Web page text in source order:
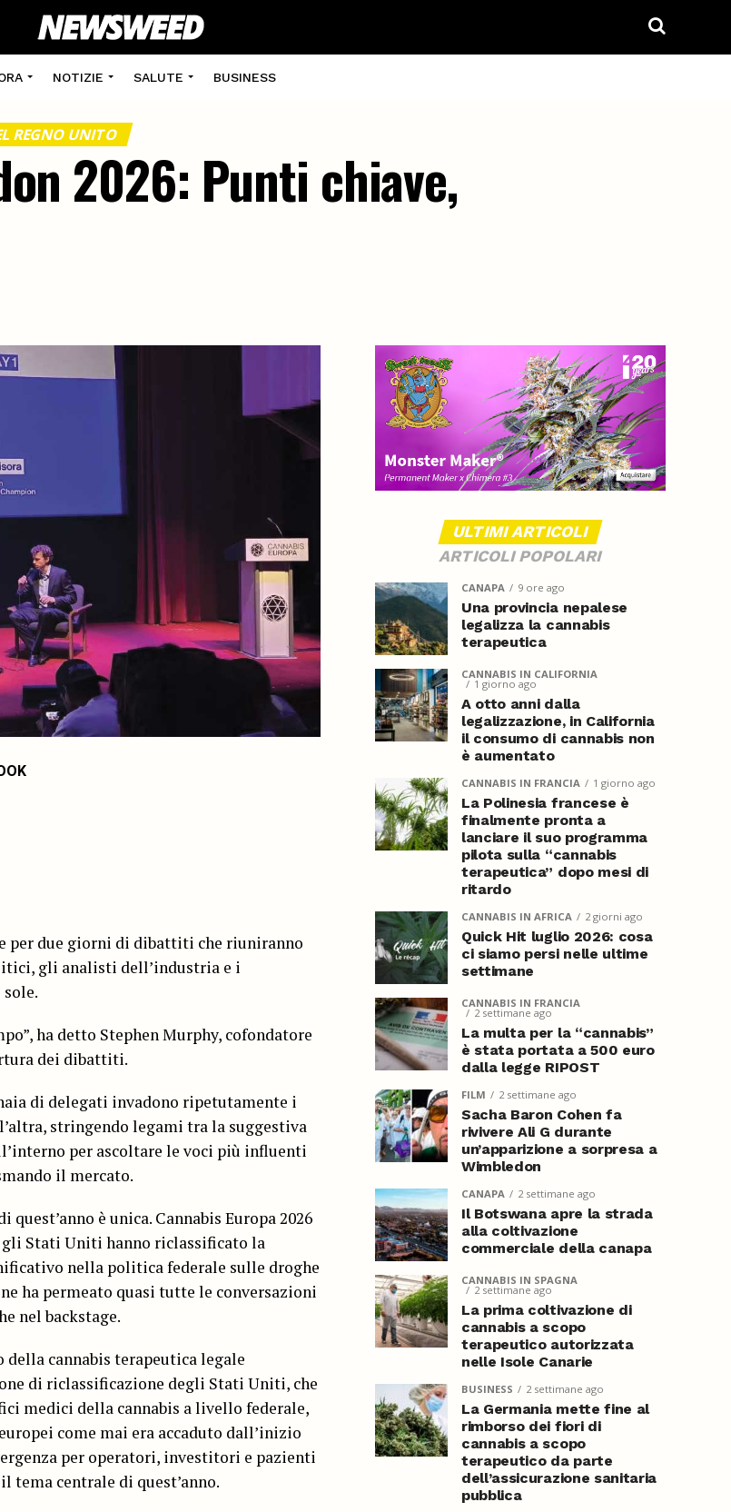
NOTIZIE SALUTE BUSINESS
REGNO UNITO
2026: Punti chiave,
per due giorni di dibattiti che riuniranno
gli analisti dell’industria e i
ha detto Stephen Murphy, cofondatore
dei dibattiti.
di delegati invadono ripetutamente i
stringendo legami tra la suggestiva
per ascoltare le voci più influenti
il mercato.
è unica. Cannabis Europa 2026
Stati Uniti hanno riclassificato la
nella politica federale sulle droghe
ha permeato quasi tutte le conversazioni
nel backstage.
cannabis terapeutica legale
di riclassificazione degli Stati Uniti, che
medici della cannabis a livello federale,
come mai era accaduto dall’inizio
per operatori, investitori e pazienti
tema centrale di quest’anno.
ULTIMI ARTICOLI
ARTICOLI POPOLARI
CANAPA 9 ore ago
Una provincia nepalese
legalizza la cannabis
terapeutica
CANNABIS IN CALIFORNIA
1 giorno ago
A otto anni dalla
legalizzazione, in California
il consumo di cannabis non
è aumentato
CANNABIS IN FRANCIA 1 giorno ago
La Polinesia francese è
finalmente pronta a
lanciare il suo programma
pilota sulla “cannabis
terapeutica” dopo mesi di
ritardo
CANNABIS IN AFRICA 2 giorni ago
Quick Hit luglio 2026: cosa
ci siamo persi nelle ultime
settimane
CANNABIS IN FRANCIA
2 settimane ago
La multa per la “cannabis”
è stata portata a 500 euro
dalla legge RIPOST
FILM 2 settimane ago
Sacha Baron Cohen fa
rivivere Ali G durante
un’apparizione a sorpresa a
Wimbledon
CANAPA 2 settimane ago
Il Botswana apre la strada
alla coltivazione
commerciale della canapa
CANNABIS IN SPAGNA
2 settimane ago
La prima coltivazione di
cannabis a scopo
terapeutico autorizzata
nelle Isole Canarie
BUSINESS 2 settimane ago
La Germania mette fine al
rimborso dei fiori di
cannabis a scopo
terapeutico da parte
dell’assicurazione sanitaria
pubblica